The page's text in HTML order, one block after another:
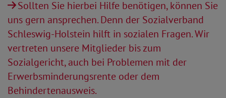
Sollten Sie hierbei Hilfe benötigen, können Sie
uns gern ansprechen. Denn der Sozialverband
Schleswig-Holstein hilft in sozialen Fragen. Wir
vertreten unsere Mitglieder bis zum
Sozialgericht, auch bei Problemen mit der
Erwerbsminderungsrente oder dem
Behindertenausweis.